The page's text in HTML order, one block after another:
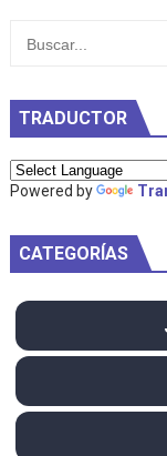
TRADUCTOR
Powered by
CATEGORÍAS